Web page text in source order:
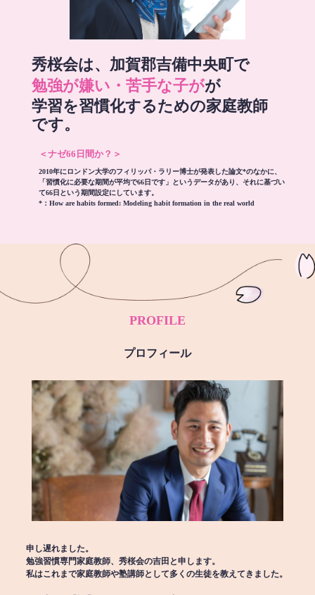
秀桜会は、加賀郡吉備中央町で
勉強が嫌い・苦手な子がが
学習を習慣化するための家庭教師
です。
＜ナゼ66日間か？＞
2010年にロンドン大学のフィリッパ・ラリー博士が発表した論文*のなかに、
「習慣化に必要な期間が平均で66日です」というデータがあり、それに基づい
て66日という期間設定にしています。
*： How are habits formed: Modeling habit formation in the real world
PROFILE
プロフィール
申し遅れました。
勉強習慣専門家庭教師、秀桜会の吉田と申します。
私はこれまで家庭教師や塾講師として多くの生徒を教えてきました。